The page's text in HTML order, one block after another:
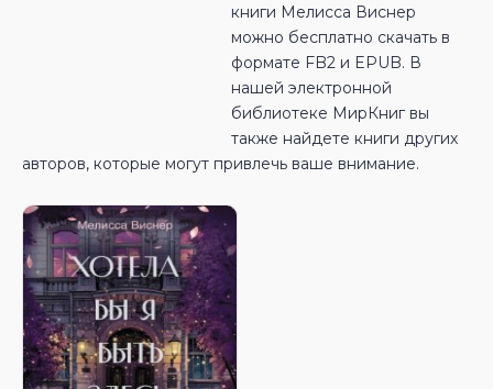
книги Мелисса Виснер
можно бесплатно скачать в
формате FB2 и EPUB. В
нашей электронной
библиотеке МирКниг вы
также найдете книги других
авторов, которые могут привлечь ваше внимание.